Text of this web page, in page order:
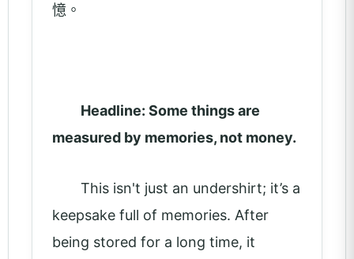
憶。
Headline: Some things are
measured by memories, not money.
This isn't just an undershirt; it’s a
keepsake full of memories. After
being stored for a long time, it